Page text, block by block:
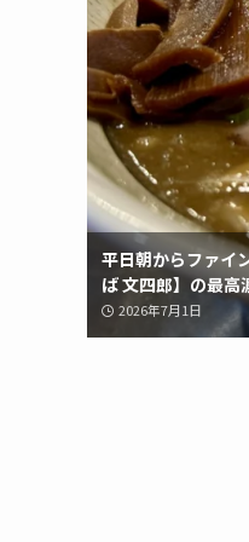
平日朝からファイ
ば 文四郎】の最高
2026年7月1日